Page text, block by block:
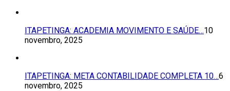
ITAPETINGA: ACADEMIA MOVIMENTO E SAÚDE…10
novembro, 2025
ITAPETINGA: META CONTABILIDADE COMPLETA 10…6
novembro, 2025